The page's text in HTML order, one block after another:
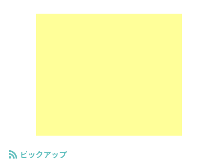
ピックアップ